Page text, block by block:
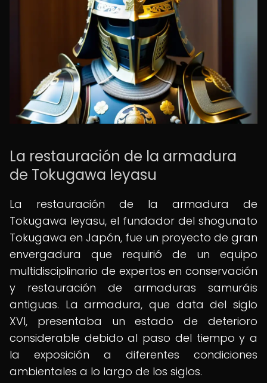
La restauración de la armadura
de Tokugawa Ieyasu
La restauración de la armadura de
Tokugawa Ieyasu, el fundador del shogunato
Tokugawa en Japón, fue un proyecto de gran
envergadura que requirió de un equipo
multidisciplinario de expertos en conservación
y restauración de armaduras samuráis
antiguas. La armadura, que data del siglo
XVI, presentaba un estado de deterioro
considerable debido al paso del tiempo y a
la exposición a diferentes condiciones
ambientales a lo largo de los siglos.